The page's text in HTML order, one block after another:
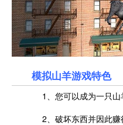
模拟山羊游戏特色
1、您可以成为一只山
2、破坏东西并因此赚